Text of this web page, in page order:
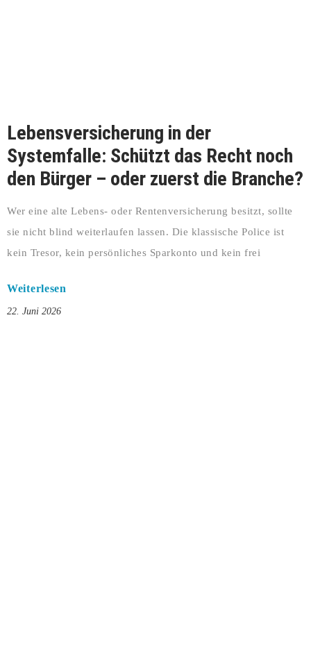
Lebensversicherung in der
Systemfalle: Schützt das Recht noch
den Bürger – oder zuerst die Branche?
Wer eine alte Lebens- oder Rentenversicherung besitzt, sollte
sie nicht blind weiterlaufen lassen. Die klassische Police ist
kein Tresor, kein persönliches Sparkonto und kein frei
Weiterlesen
22. Juni 2026